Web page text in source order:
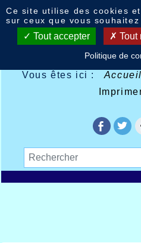
Vous êtes ici : Accueil
Ce site utilise des cookies
sur ceux que vous
Tout accepter Tout
Politique de